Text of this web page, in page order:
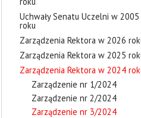
Uchwały Senatu Uczelni w 2005
roku
Zarządzenia Rektora w 2026
Zarządzenia Rektora w 2025
Zarządzenia Rektora w 2024
Zarządzenie nr 1/2024
Zarządzenie nr 2/2024
Zarządzenie nr 3/2024